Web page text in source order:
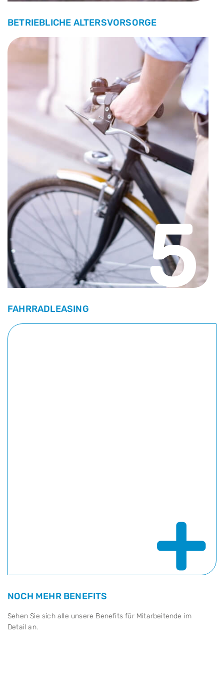
BETRIEBLICHE ALTERSVORSORGE
5
FAHRRADLEASING
+
NOCH MEHR BENEFITS
Sehen Sie sich alle unsere Benefits für Mitarbeitende im
Detail an.